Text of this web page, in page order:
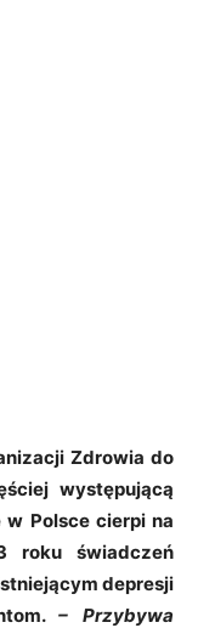
Zdrowia do
występującą
w Polsce cierpi na
roku świadczeń
depresji
– Przybywa